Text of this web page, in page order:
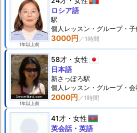
1年以上前
3000円
ロシア語
駅
個人 レッスン ・グループ・
1年以上前
58才 女性
2000円
日本語
新さっぽろ駅
個人 レッスン ・グループ・
41才 女性
英会話・英語